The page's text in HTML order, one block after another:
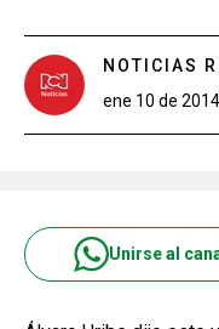
NOTICIAS
ene 10 de 2014
Unirse al